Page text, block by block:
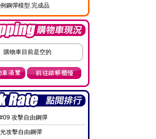
鋼彈模型.完成品
購物車目前是空的
攻擊自由鋼彈
攻擊自由鋼彈